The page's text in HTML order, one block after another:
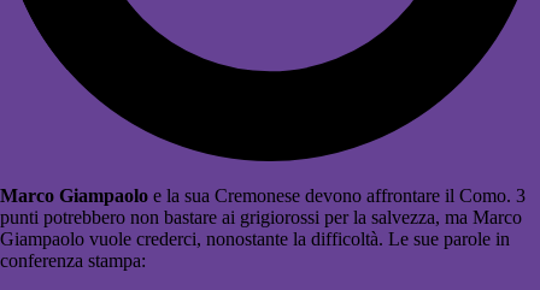
Marco Giampaolo e la sua Cremonese devono affrontare il Como. 3
punti potrebbero non bastare ai grigiorossi per la salvezza, ma Marco
Giampaolo vuole crederci, nonostante la difficoltà. Le sue parole in
conferenza stampa: